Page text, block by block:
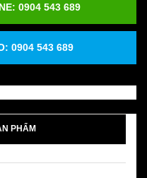
0904 543 689
0904 543 689
PHẨM